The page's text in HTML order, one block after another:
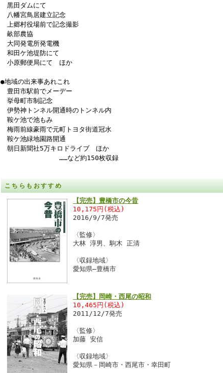
黒田ダムにて
八幡宮鳥居建立記念
上郷村役場前で記念撮影
畝部農協
大同発電所発電機
和田ケ池堤防にて
小原郵便局にて ほか
●地域の出来事あれこれ
豊田市駅前でメーデー
挙母町市制記念
伊勢神トンネル開通時のトンネル内
鞍ケ池で池もみ
梅雨前線豪雨で元町トヨタ街道冠水
鞍ケ池緑地園路開通
朝日新聞社5万キロドライブ ほか
……など約150枚収録
こちらもおすすめ
【完売】豊橋市の今昔
10,175円(税込)
2016/9/7発売
〈監修〉
大林 淳男、駒木 正清
〈収録地域〉
愛知県―豊橋市
【完売】岡崎・西尾の昭和
10,465円(税込)
2011/12/7発売
〈監修〉
加藤 安信
〈収録地域〉
愛知県－岡崎市・西尾市・幸田町